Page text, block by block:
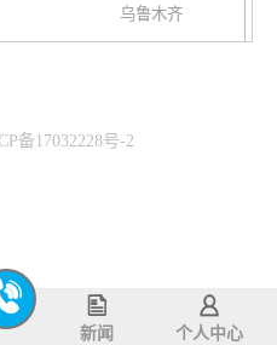
乌鲁木齐
地新天地培训中心
郁金香门口二楼
新闻 个人中心
备17032228号-2